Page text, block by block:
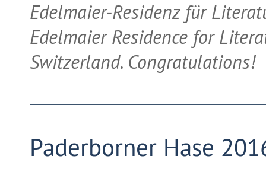
Edelmaier-Residenz für
Edelmaier Residence for
Switzerland. Congratulations!
Paderborner Hase